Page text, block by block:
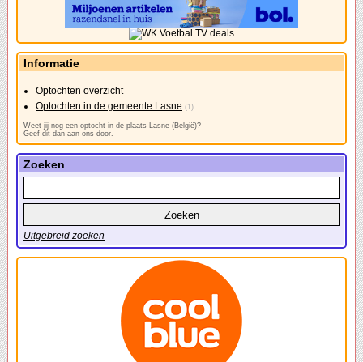
Informatie
Optochten overzicht
Optochten in de gemeente Lasne (1)
Weet jij nog een optocht in de plaats Lasne (België)?
Geef dit dan aan ons door.
Zoeken
Uitgebreid zoeken